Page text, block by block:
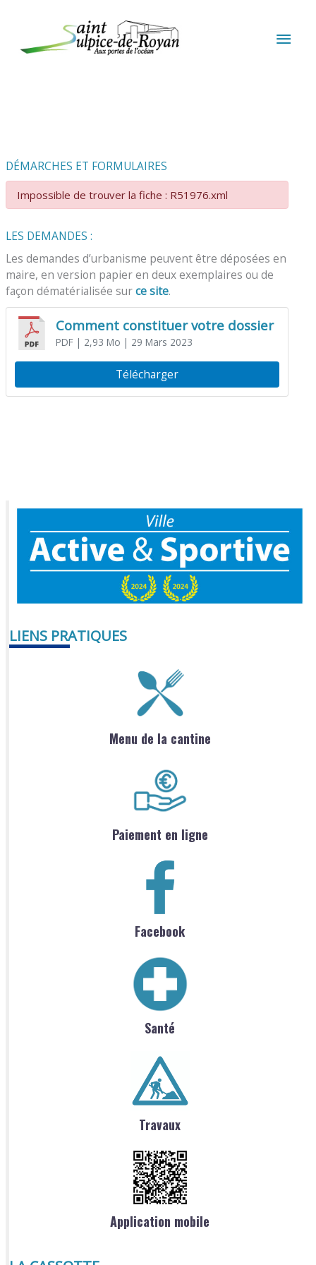
DÉMARCHES ET FORMULAIRES
Impossible de trouver la fiche : R51976.xml
LES DEMANDES :
Les demandes d’urbanisme peuvent être déposées en
maire, en version papier en deux exemplaires ou de
façon dématérialisée surce site.
Comment constituer votre dossier
PDF| 2,93 Mo | 29 Mars 2023
Télécharger
LIENS PRATIQUES
Menu de la cantine
Paiement en ligne
Facebook
Santé
Travaux
Application mobile